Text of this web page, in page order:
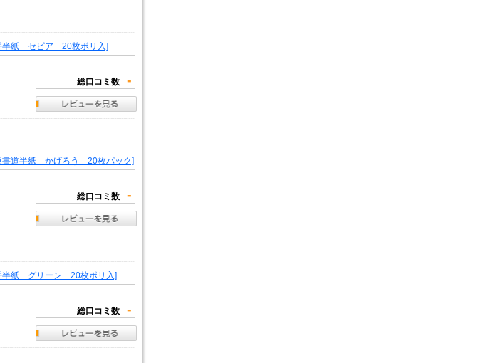
紙 セピア 20枚ポリ入]
総口コミ数 -
道半紙 かげろう 20枚パック]
総口コミ数 -
紙 グリーン 20枚ポリ入]
総口コミ数 -